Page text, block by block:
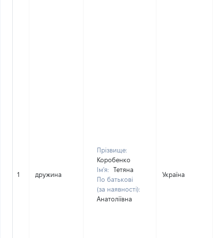
1 дружина
Прізвище:
Коробенко
Ім'я:
Тетяна
По батькові
(за наявності):
Анатоліївна
Україна